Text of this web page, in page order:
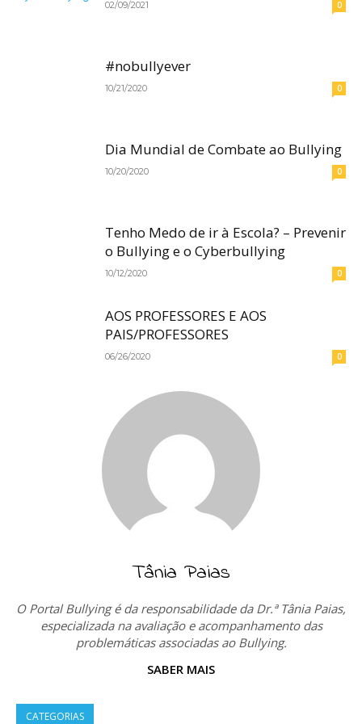
02/09/2021 0
#nobullyever
10/21/2020 0
Dia Mundial de Combate ao Bullying
10/20/2020 0
Tenho Medo de ir à Escola? – Prevenir
o Bullying e o Cyberbullying
10/12/2020 0
AOS PROFESSORES E AOS
PAIS/PROFESSORES
06/26/2020 0
Tânia Paias
O Portal Bullying é da responsabilidade da Dr.ª Tânia Paias,
especializada na avaliação e acompanhamento das
problemáticas associadas ao Bullying.
SABER MAIS
CATEGORIAS